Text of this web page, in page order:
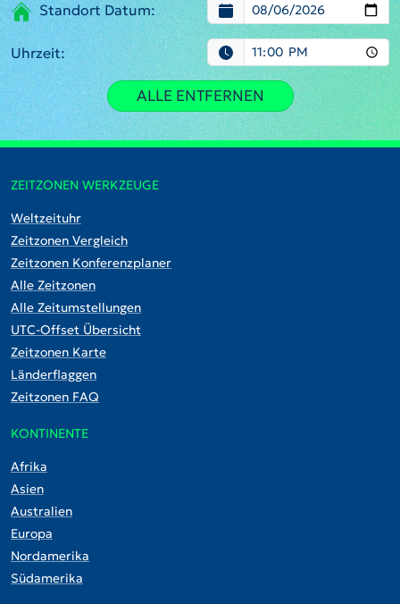
Standort Datum:
Uhrzeit:
ALLE ENTFERNEN
ZEITZONEN WERKZEUGE
Weltzeituhr
Zeitzonen Vergleich
Zeitzonen Konferenzplaner
Alle Zeitzonen
Alle Zeitumstellungen
UTC-Offset Übersicht
Zeitzonen Karte
Länderflaggen
Zeitzonen FAQ
KONTINENTE
Afrika
Asien
Australien
Europa
Nordamerika
Südamerika